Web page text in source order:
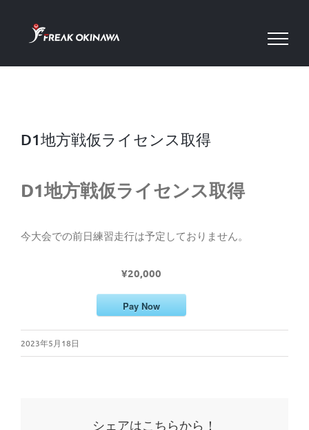
D1地方戦仮ライセンス取得
D1地方戦仮ライセンス取得
今大会での前日練習走行は予定しておりません。
¥20,000
Pay Now
2023年5月18日
シェアはこちらから！